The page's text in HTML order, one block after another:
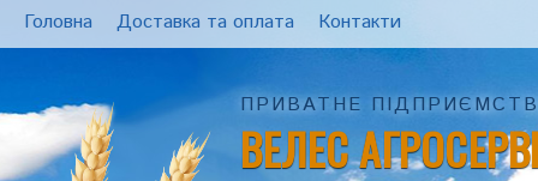
ПРИВАТНЕ
ВЕЛЕС
Головна Доставка та оплата Контакти